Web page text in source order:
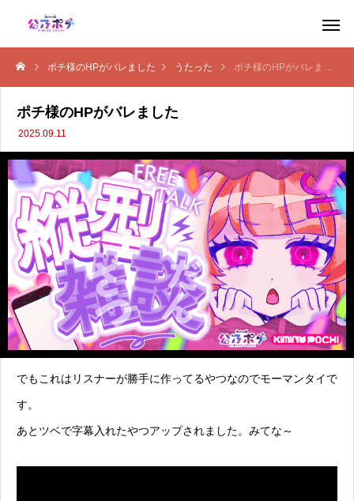
ポチ様のHPがバレました うたった ポチ様のHPがバレました
ポチ様のHPがバレました
2025.09.11
でもこれはリスナーが勝手に作ってるやつなのでモーマンタイで
す。
あとツベで字幕入れたやつアップされました。みてな～